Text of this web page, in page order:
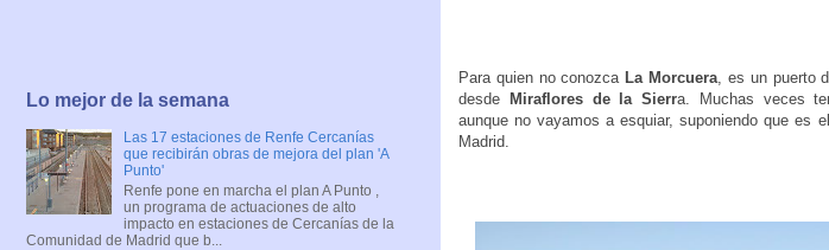
Para quien no conozca La Morcuera , es un puerto
desde
Miraflores de la Sierra. Muchas veces
aunque no vayamos a esquiar, suponiendo que es
Madrid.
Lo mejor de la semana
Las 17 estaciones de Renfe Cercanías
que recibirán obras de mejora del plan 'A
Punto'
Renfe pone en marcha el plan A Punto ,
un programa de actuaciones de alto
impacto en estaciones de Cercanías de la
Comunidad de Madrid que b...